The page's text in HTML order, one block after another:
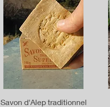
Aperçu rapide
Savon d'Alep traditionnel